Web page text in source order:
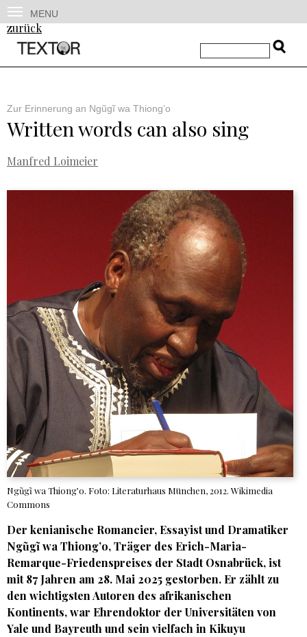
MENU
zurück
Zur Erinnerung an Ngũgĩ wa Thiong’o
Written words can also sing
Manfred Loimeier
Ngũgĩ wa Thiong’o. Foto: Literaturhaus München, 2012. Wikimedia
Commons
Der kenianische Romancier, Essayist und Dramatiker
Ngũgĩ wa Thiong’o, Träger des Erich-Maria-
Remarque-Friedenspreises der Stadt Osnabrück, ist
mit 87 Jahren am 28. Mai 2025 gestorben. Er zählt zu
den wichtigsten Autoren des afrikanischen
Kontinents, war Ehrendoktor der Universitäten von
Yale und Bayreuth und sein vielfach in Kikuyu